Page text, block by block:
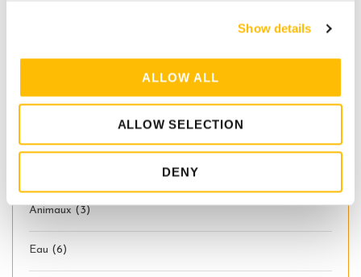
Show details
ALLOW ALL
ALLOW SELECTION
DENY
Animaux (3)
Eau (6)